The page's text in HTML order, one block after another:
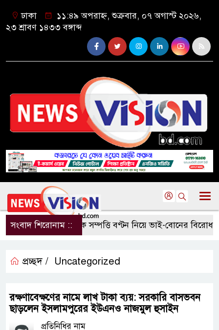
ঢাকা
১১:৪৯ অপরাহ্ন, শুক্রবার, ০৭ অগাস্ট ২০২৬,
২৩ শ্রাবণ ১৪৩৩ বঙ্গাব্দ
সংবাদ শিরোনাম ::পৈতৃক সম্পত্তি বণ্টন নিয়ে ভাই-বোনের বিরোধ,
প্রচ্ছদ / Uncategorized
রক্ষণাবেক্ষণের নামে লাখ টাকা ব্যয়: সরকারি বাসভবন
ছাড়লেন ইসলামপুরের ইউএনও নাজমুল হুসাইন
প্রতিনিধির নাম